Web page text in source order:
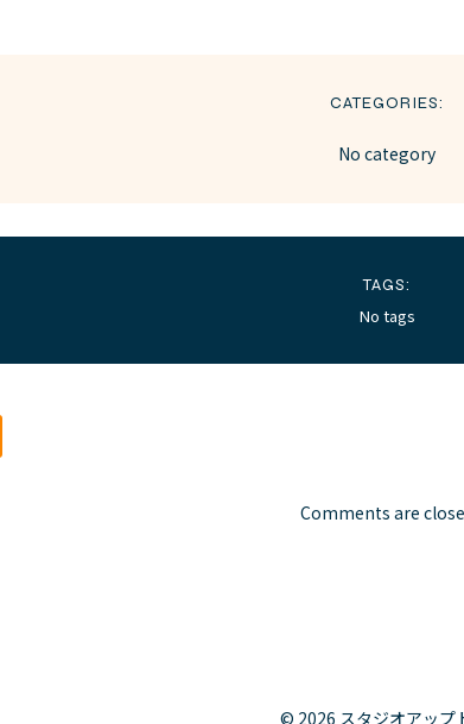
CATEGORIES:
No category
TAGS:
No tags
Comments are
© 2026 スタジオアップ